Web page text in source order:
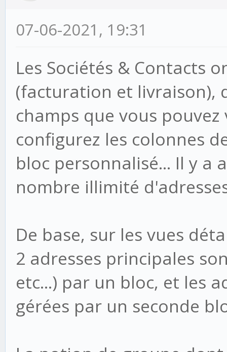
07-06-2021, 19:31
Les Sociétés & Contacts
(facturation et livraison),
champs que vous
configurez les colonnes
bloc personnalisé... Il y a
nombre illimité
De base, sur les vues
2 adresses principales
etc...) par un bloc, et les
gérées par un seconde